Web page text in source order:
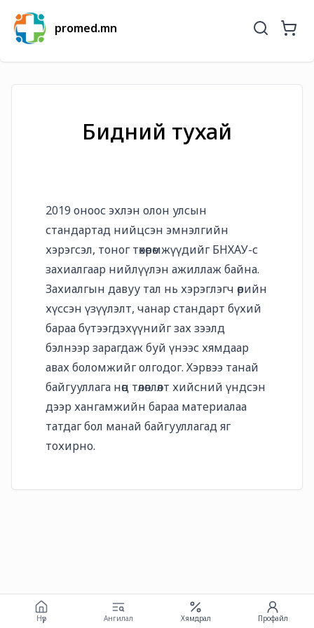
promed.mn
Бидний тухай
2019 оноос эхлэн олон улсын
стандартад нийцсэн эмнэлгийн
хэрэгсэл, тоног төхөөрөмжүүдийг БНХАУ-с
захиалгаар нийлүүлэн ажиллаж байна.
Захиалгын давуу тал нь хэрэглэгч өөрийн
хүссэн үзүүлэлт, чанар стандарт бүхий
бараа бүтээгдэхүүнийг зах зээлд
бэлнээр зарагдаж буй үнээс хямдаар
авах боломжийг олгодог. Хэрвээ танай
байгууллага нөөц төлөвлөлт хийсний үндсэн
дээр хангамжийн бараа материалаа
татдаг бол манай байгууллагад яг
тохирно.
Нүүр Ангилал Хямдрал Профайл